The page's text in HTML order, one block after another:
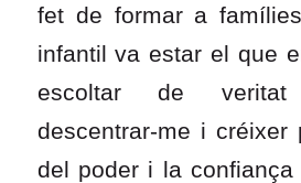
fet de formar a
infantil va estar el que
escoltar de
descentrar-me i créixer
del poder i la confiança